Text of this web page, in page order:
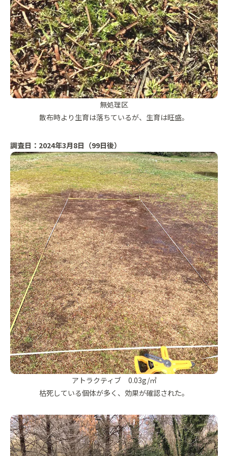
無処理区
散布時より生育は落ちているが、生育は旺盛。
調査日：2024年3月8日（99日後）
アトラクティブ 0.03g/㎡
枯死している個体が多く、効果が確認された。